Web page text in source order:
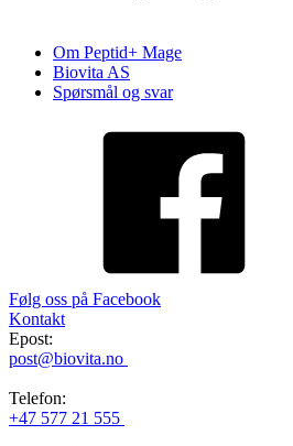
Om Peptid+ Mage
Biovita AS
Spørsmål og svar
Følg oss på Facebook
Kontakt
Epost:
post@biovita.no
Telefon:
+47 577 21 555